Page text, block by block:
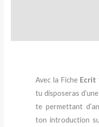
Avec la Fiche Ecrit
tu disposeras
te permettant
ton introduction